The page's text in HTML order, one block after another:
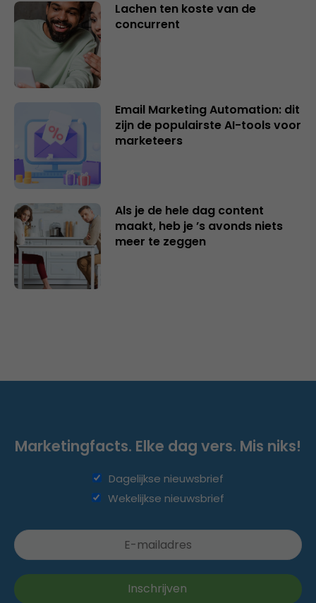
Lachen ten koste van de
concurrent
Email Marketing Automation: dit
zijn de populairste AI-tools voor
marketeers
Als je de hele dag content
maakt, heb je ’s avonds niets
meer te zeggen
Marketingfacts. Elke dag vers. Mis niks!
Dagelijkse nieuwsbrief
Wekelijkse nieuwsbrief